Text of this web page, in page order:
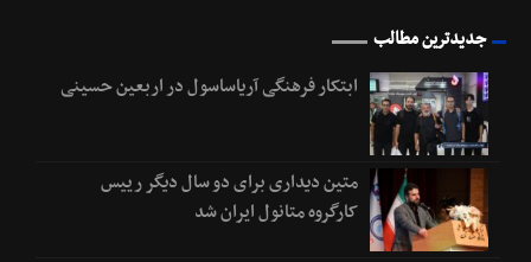
جدیدترین مطالب
ابتکار فرهنگی آریاساسول در اربعین حسینی
متین دیداری برای دو سال دیگر رییس
کارگروه متانول ایران شد